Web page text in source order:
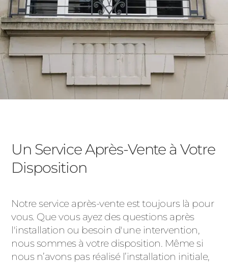
Un Service Après-Vente à Votre
Disposition
Notre service après-vente est toujours là pour
vous. Que vous ayez des questions après
l'installation ou besoin d'une intervention,
nous sommes à votre disposition. Même si
nous n’avons pas réalisé l’installation initiale,